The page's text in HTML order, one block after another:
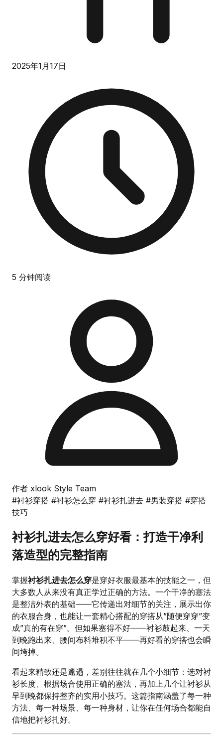
2025年1月17日
5 分钟阅读
作者 xlook Style Team
#衬衫穿搭 #衬衫怎么穿 #衬衫扎进去 #男装穿搭 #穿搭
技巧
衬衫扎进去怎么穿好看：打造干净利
落造型的完整指南
掌握衬衫扎进去怎么穿是穿好衣服最基本的技能之一，但
大多数人从来没有真正学过正确的方法。一个干净的塞法
是整洁外表的基础——它传递出对细节的关注，展示出你
的衣服合身，也能让一套精心搭配的穿搭从”随便穿穿”变
成”真的有在穿”。但如果塞得不好——衬衫鼓起来、一天
到晚跑出来、腰间布料堆积不平——再好看的穿搭也会瞬
间垮掉。
看起来精致还是邋遢，差别往往就在几个小细节：选对衬
衫长度、根据场合使用正确的塞法，再加上几个让衬衫从
早到晚都保持整齐的实用小技巧。这篇指南涵盖了每一种
方法、每一种场景、每一种身材，让你在任何场合都能自
信地把衬衫扎好。